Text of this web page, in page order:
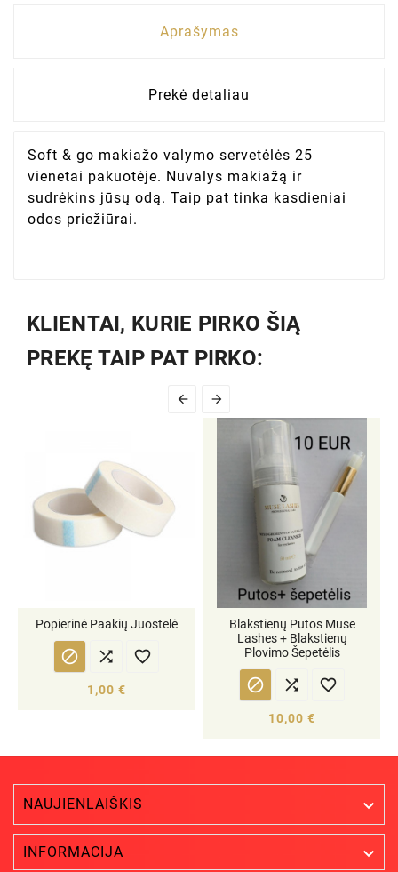
Aprašymas
Prekė detaliau
Soft & go makiažo valymo servetėlės 25
vienetai pakuotėje. Nuvalys makiažą ir
sudrėkins jūsų odą. Taip pat tinka kasdieniai
odos priežiūrai.
KLIENTAI, KURIE PIRKO ŠIĄ
PREKĘ TAIP PAT PIRKO:
 
Popierinė Paakių Juostelė
  
1,00 €
Blakstienų Putos Muse
Lashes + Blakstienų
Plovimo Šepetėlis
  
10,00 €
NAUJIENLAIŠKIS 
INFORMACIJA 